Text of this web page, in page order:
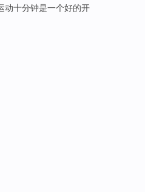
动十分钟是一个好的开